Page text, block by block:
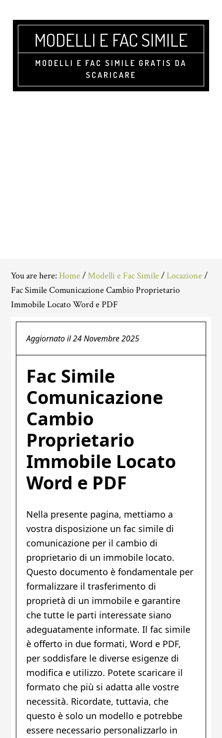
primary
footer
MODELLI E FAC SIMILE
MODELLI E FAC SIMILE GRATIS DA
SCARICARE
You are here:Home /Modelli e Fac Simile /Locazione /
Fac Simile Comunicazione Cambio Proprietario
Immobile Locato Word e PDF
Aggiornato il24 Novembre 2025
Fac Simile
Comunicazione
Cambio
Proprietario
Immobile Locato
Word e PDF
Nella presente pagina, mettiamo a
vostra disposizione un fac simile di
comunicazione per il cambio di
proprietario di un immobile locato.
Questo documento è fondamentale per
formalizzare il trasferimento di
proprietà di un immobile e garantire
che tutte le parti interessate siano
adeguatamente informate. Il fac simile
è offerto in due formati, Word e PDF,
per soddisfare le diverse esigenze di
modifica e utilizzo. Potete scaricare il
formato che più si adatta alle vostre
necessità. Ricordate, tuttavia, che
questo è solo un modello e potrebbe
essere necessario personalizzarlo in